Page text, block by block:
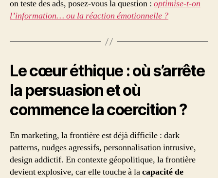
on teste des ads, posez-vous la question : optimise-t-on
l’information… ou la réaction émotionnelle ?
Le cœur éthique : où s’arrête
la persuasion et où
commence la coercition ?
En marketing, la frontière est déjà difficile : dark
patterns, nudges agressifs, personnalisation intrusive,
design addictif. En contexte géopolitique, la frontière
devient explosive, car elle touche à lacapacité de